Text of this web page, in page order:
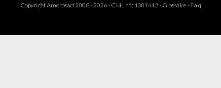
Copyright Amorosart 2008 - 2026 - CNIL n° : 1301442 - Glossaire- F.a.q